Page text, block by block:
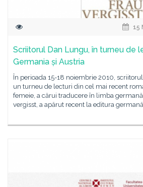
15
Scriitorul Dan Lungu, în turneu de
Germania și Austria
În perioada 15-18 noiembrie 2010,
un turneu de lecturi din cel mai recent
femeie, a cărui traducere în limba
vergisst, a apărut recent la editura